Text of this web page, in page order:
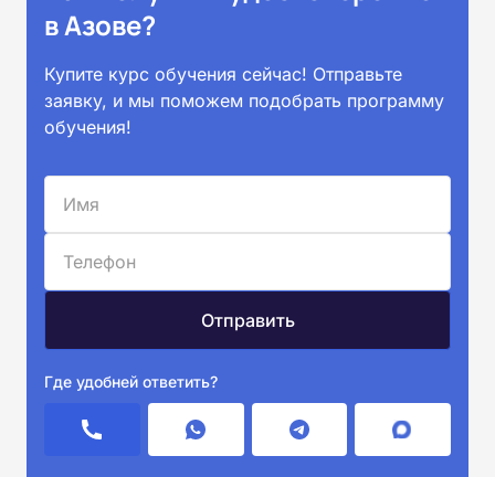
в Азове?
Купите курс обучения сейчас! Отправьте
заявку, и мы поможем подобрать программу
обучения!
Где удобней ответить?